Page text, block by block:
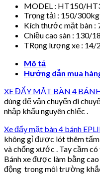
MODEL : HT150/
Trọng tải : 150/300kg
Kích thước mặt bàn :
Chiều cao sàn : 130/
TRọng lượng xe : 14/
Mô tả
Hướng dẫn mua
XE ĐẨY MẶT BÀN 4
dùng để vận chuyển di
nhập khẩu nguyên chiếc .
Xe đẩy mặt bàn 4 bánh
không gỉ được lót thêm
và chống xước . Tay cầm
Bánh xe được làm bằng
động trong môi trường